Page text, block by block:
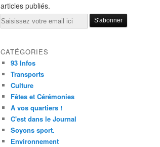
articles publiés.
Email
CATÉGORIES
93 Infos
Transports
Culture
Fêtes et Cérémonies
A vos quartiers !
C'est dans le Journal
Soyons sport.
Environnement